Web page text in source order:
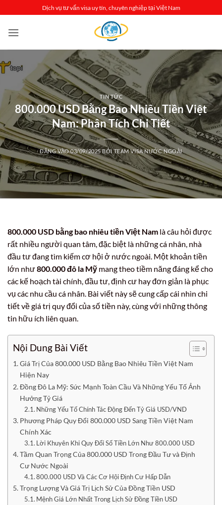
qua
nội
Dịch vụ tư vấn visa uy tín, chuyên nghiệp tại Việt Nam
TIN TỨC
800.000 USD Bằng Bao Nhiêu Tiền Việt
Nam: Phân Tích Chi Tiết
ĐĂNG VÀO03/09/2025BỞITEAM VISA NƯỚC NGOÀI
800.000 USD bằng bao nhiêu tiền Việt Nam là câu hỏi được
rất nhiều người quan tâm, đặc biệt là những cá nhân, nhà
đầu tư đang tìm kiếm cơ hội ở nước ngoài. Một khoản tiền
lớn như800.000 đô la Mỹ mang theo tiềm năng đáng kể cho
các kế hoạch tài chính, đầu tư, định cư hay đơn giản là phục
vụ các nhu cầu cá nhân. Bài viết này sẽ cung cấp cái nhìn chi
tiết về giá trị quy đổi của số tiền này, cùng với những thông
tin hữu ích liên quan.
Nội Dung Bài Viết
Giá Trị Của 800.000 USD Bằng Bao Nhiêu Tiền Việt Nam
Hiện Nay
Đồng Đô La Mỹ: Sức Mạnh Toàn Cầu Và Những Yếu Tố Ảnh
Hưởng Tỷ Giá
Những Yếu Tố Chính Tác Động Đến Tỷ Giá USD/VND
Phương Pháp Quy Đổi 800.000 USD Sang Tiền Việt Nam
Chính Xác
Lời Khuyên Khi Quy Đổi Số Tiền Lớn Như 800.000 USD
Tầm Quan Trọng Của 800.000 USD Trong Đầu Tư và Định
Cư Nước Ngoài
800.000 USD Và Các Cơ Hội Định Cư Hấp Dẫn
Trọng Lượng Và Giá Trị Lịch Sử Của Đồng Tiền USD
Mệnh Giá Lớn Nhất Trong Lịch Sử Đồng Tiền USD